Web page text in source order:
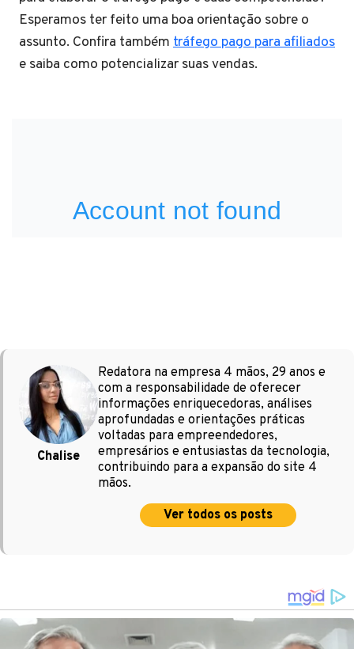
Esperamos ter feito uma boa orientação sobre o
assunto. Confira também tráfego pago para afiliados
e saiba como potencializar suas vendas.
Chalise
Redatora na empresa 4 mãos, 29 anos e
com a responsabilidade de oferecer
informações enriquecedoras, análises
aprofundadas e orientações práticas
voltadas para empreendedores,
empresários e entusiastas da tecnologia,
contribuindo para a expansão do site 4
mãos.
Ver todos os posts